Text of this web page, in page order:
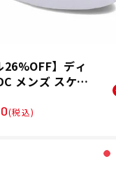
26%OFF】ディ
メンズ スケー
S WILL MARS
(税込)